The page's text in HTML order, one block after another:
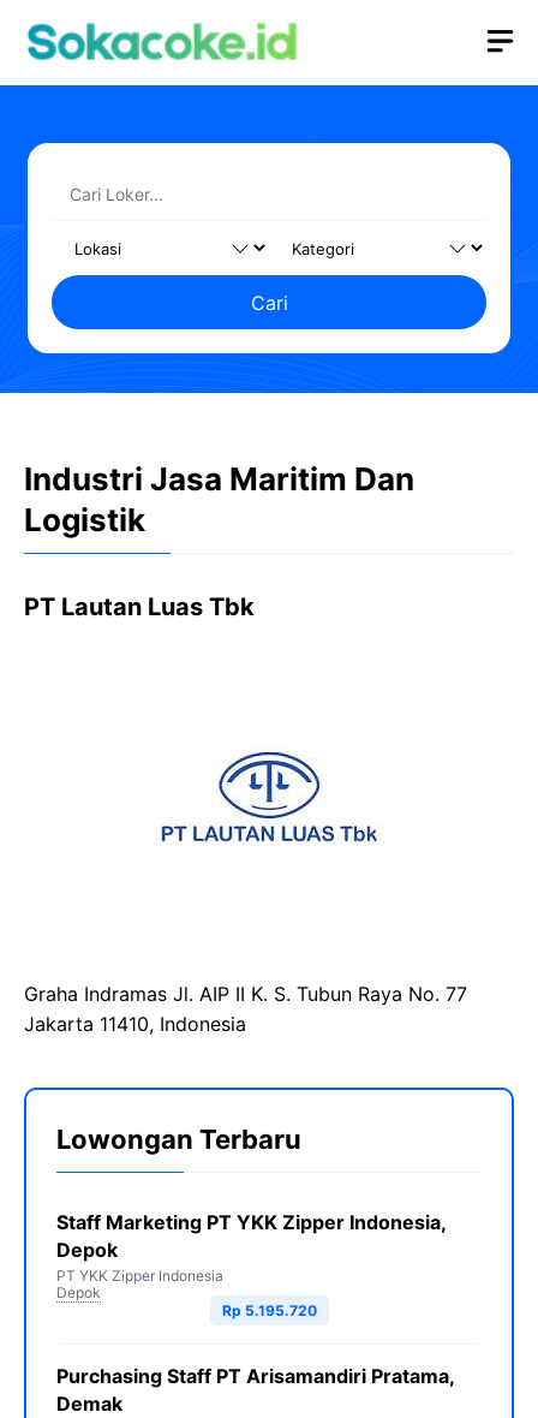
Cari
Industri Jasa Maritim Dan
Logistik
PT Lautan Luas Tbk
Graha Indramas Jl. AIP II K. S. Tubun Raya No. 77
Jakarta 11410, Indonesia
Lowongan Terbaru
Staff Marketing PT YKK Zipper Indonesia,
Depok
PT YKK Zipper Indonesia
Depok
Rp 5.195.720
Purchasing Staff PT Arisamandiri Pratama,
Demak